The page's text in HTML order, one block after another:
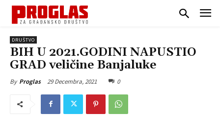
DRUŠTVO
BIH U 2021.GODINI NAPUSTIO
GRAD veličine Banjaluke
By Proglas 29 Decembra, 2021 0